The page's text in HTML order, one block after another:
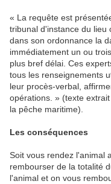
« La requête est
tribunal d'instance du lieu
dans son ordonnance la
immédiatement un ou
plus bref délai. Ces
tous les renseignements
leur procès-verbal,
opérations. » (texte
la pêche maritime).
Les conséquences
Soit vous rendez l'animal
rembourser de la totalité
l'animal et on vous